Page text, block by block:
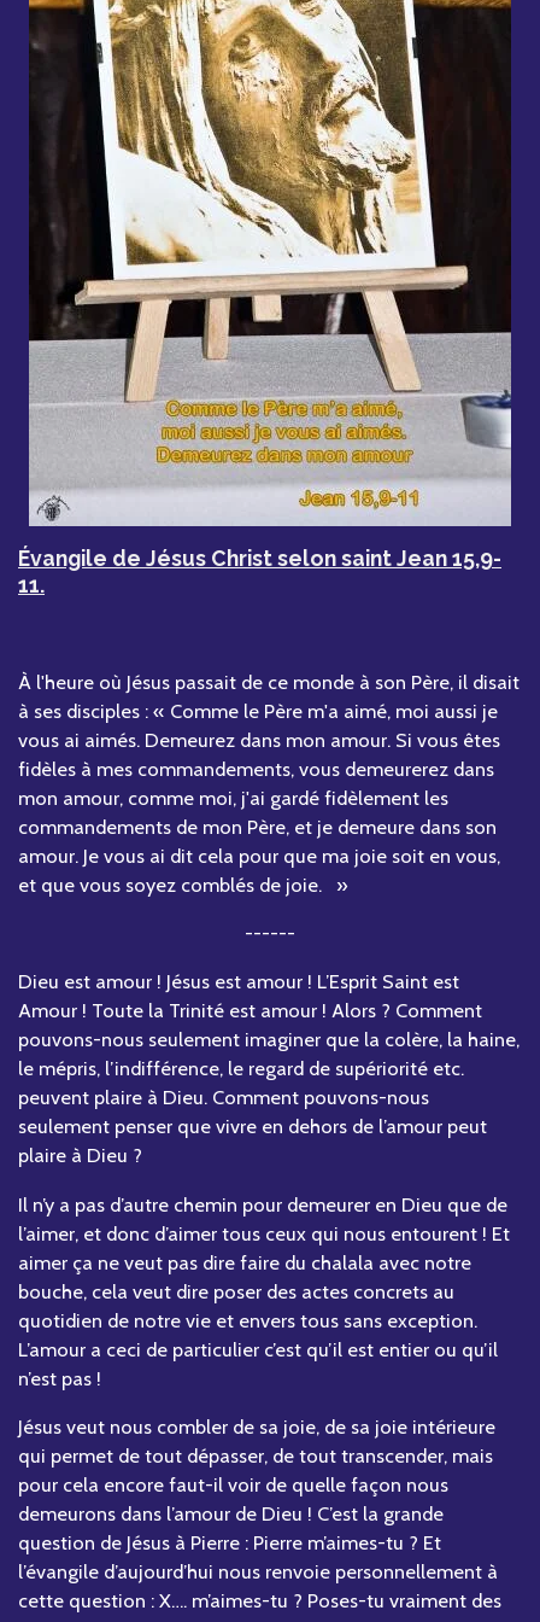
Évangile de Jésus Christ selon saint Jean 15,9-
11.
À l'heure où Jésus passait de ce monde à son Père, il disait
à ses disciples : « Comme le Père m'a aimé, moi aussi je
vous ai aimés. Demeurez dans mon amour. Si vous êtes
fidèles à mes commandements, vous demeurerez dans
mon amour, comme moi, j'ai gardé fidèlement les
commandements de mon Père, et je demeure dans son
amour. Je vous ai dit cela pour que ma joie soit en vous,
et que vous soyez comblés de joie. »
------
Dieu est amour ! Jésus est amour ! L’Esprit Saint est
Amour ! Toute la Trinité est amour ! Alors ? Comment
pouvons-nous seulement imaginer que la colère, la haine,
le mépris, l’indifférence, le regard de supériorité etc.
peuvent plaire à Dieu. Comment pouvons-nous
seulement penser que vivre en dehors de l’amour peut
plaire à Dieu ?
Il n’y a pas d’autre chemin pour demeurer en Dieu que de
l’aimer, et donc d’aimer tous ceux qui nous entourent ! Et
aimer ça ne veut pas dire faire du chalala avec notre
bouche, cela veut dire poser des actes concrets au
quotidien de notre vie et envers tous sans exception.
L’amour a ceci de particulier c’est qu’il est entier ou qu’il
n’est pas !
Jésus veut nous combler de sa joie, de sa joie intérieure
qui permet de tout dépasser, de tout transcender, mais
pour cela encore faut-il voir de quelle façon nous
demeurons dans l’amour de Dieu ! C’est la grande
question de Jésus à Pierre : Pierre m’aimes-tu ? Et
l’évangile d’aujourd’hui nous renvoie personnellement à
cette question : X…. m’aimes-tu ? Poses-tu vraiment des